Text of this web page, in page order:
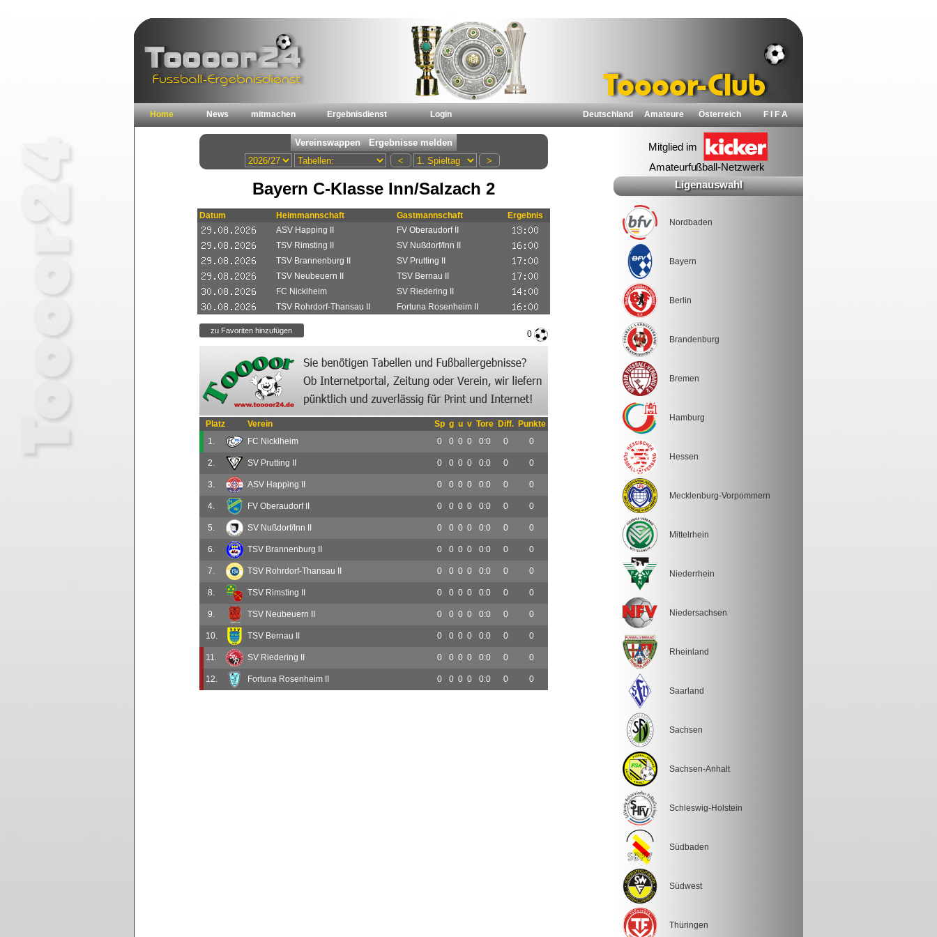
Home News mitmachen Ergebnisdienst Login Deutschland Amateure Österreich F I F A
Bayern C-Klasse Inn/Salzach 2
Datum Heimmannschaft Gastmannschaft
Ergebnis
ASV Happing II
FV Oberaudorf II
TSV Rimsting II
SV Nußdorf/Inn II
TSV Brannenburg II
SV Prutting II
TSV Neubeuern II
TSV Bernau II
FC Nicklheim
SV Riedering II
TSV Rohrdorf-Thansau II
Fortuna Rosenheim II
0
Platz Verein Sp g u v Tore Diff.
Punkte
1.
FC Nicklheim 0 0 0 0 0:0 0 0
2. SV Prutting II 0 0 0 0 0:0 0 0
3. ASV Happing II 0 0 0 0 0:0 0 0
4. FV Oberaudorf II 0 0 0 0 0:0 0 0
5. SV Nußdorf/Inn II 0 0 0 0 0:0 0 0
6. TSV Brannenburg II 0 0 0 0 0:0 0 0
7. TSV Rohrdorf-Thansau II 0 0 0 0 0:0 0 0
8. TSV Rimsting II 0 0 0 0 0:0 0 0
9. TSV Neubeuern II 0 0 0 0 0:0 0 0
10. TSV Bernau II 0 0 0 0 0:0 0 0
11. SV Riedering II 0 0 0 0 0:0 0 0
12. Fortuna Rosenheim II 0 0 0 0 0:0 0 0
Ligenauswahl
Nordbaden
Bayern
Berlin
Brandenburg
Bremen
Hamburg
Hessen
Mecklenburg-Vorpommern
Mittelrhein
Niederrhein
Niedersachsen
Rheinland
Saarland
Sachsen
Sachsen-Anhalt
Schleswig-Holstein
Südbaden
Südwest
Thüringen